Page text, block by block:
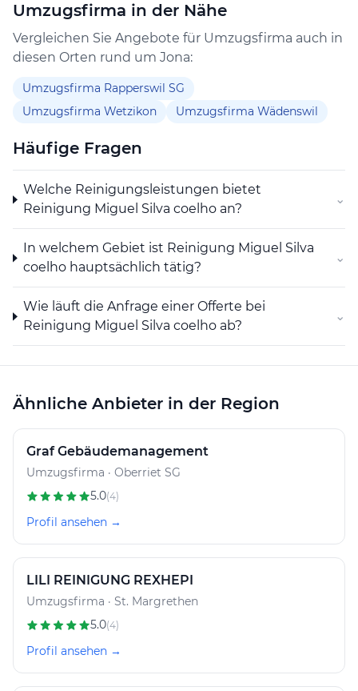
regionaler Betreuung und auf die Erfüllung
verschiedenster Reinigungsbedürfnisse.
Umzugsfirma in der Nähe
Vergleichen Sie Angebote für Umzugsfirma auch in
diesen Orten rund um Jona:
Umzugsfirma Rapperswil SG
Umzugsfirma Wetzikon
Umzugsfirma Wädenswil
Häufige Fragen
Welche Reinigungsleistungen bietet
Reinigung Miguel Silva coelho an?
⌄
In welchem Gebiet ist Reinigung Miguel Silva
coelho hauptsächlich tätig?
⌄
Wie läuft die Anfrage einer Offerte bei
Reinigung Miguel Silva coelho ab?
⌄
Ähnliche Anbieter in der Region
Graf Gebäudemanagement
Umzugsfirma · Oberriet SG
5.0(4)
Profil ansehen →
LILI REINIGUNG REXHEPI
Umzugsfirma · St. Margrethen
5.0(4)
Profil ansehen →